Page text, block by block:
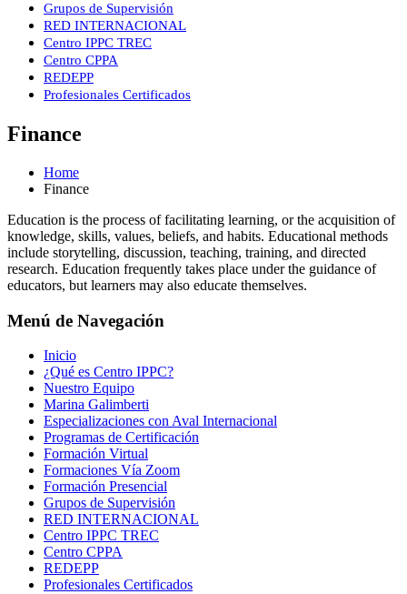
Grupos de Supervisión
RED INTERNACIONAL
Centro IPPC TREC
Centro CPPA
REDEPP
Profesionales Certificados
Finance
Home
Finance
Education is the process of facilitating learning, or the acquisition of
knowledge, skills, values, beliefs, and habits. Educational methods
include storytelling, discussion, teaching, training, and directed
research. Education frequently takes place under the guidance of
educators, but learners may also educate themselves.
Menú de Navegación
Inicio
¿Qué es Centro IPPC?
Nuestro Equipo
Marina Galimberti
Especializaciones con Aval Internacional
Programas de Certificación
Formación Virtual
Formaciones Vía Zoom
Formación Presencial
Grupos de Supervisión
RED INTERNACIONAL
Centro IPPC TREC
Centro CPPA
REDEPP
Profesionales Certificados